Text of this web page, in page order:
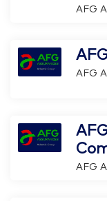
AFG
AFG
AFG